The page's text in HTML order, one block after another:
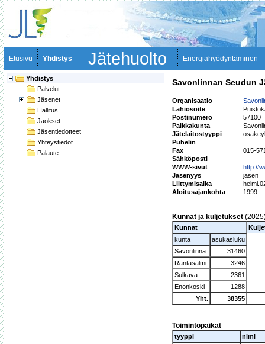
Etusivu Yhdistys Jätehuolto Energiahyödyntäminen
Yhdistys
Palvelut
Jäsenet
Hallitus
Jaokset
Jäsentiedotteet
Yhteystiedot
Palaute
Savonlinnan Seudun
Organisaatio
Lähiosoite
Postinumero
57100
Paikkakunta
Jätelaitostyyppi
Puhelin
Fax
015-
Sähköposti
WWW-sivut
http://
Jäsenyys
jäsen
Liittymisaika
Aloitusajankohta
1999
Kunnat ja kuljetukset
Kunnat
kunta
asukasluku
Savonlinna
31460
Rantasalmi
3246
Sulkava
2361
Enonkoski
1288
Yht.
38355
Toimintopaikat
tyyppi
nimi